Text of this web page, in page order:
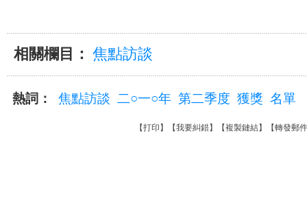
相關欄目： 焦點訪談
熱詞： 焦點訪談 二○一○年 第二季度 獲獎 名單
【打印 】【我要糾錯】【複製鏈結】【轉發郵件